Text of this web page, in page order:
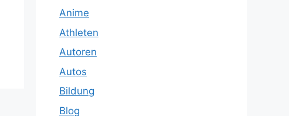
Anime
Athleten
Autoren
Autos
Bildung
Blog